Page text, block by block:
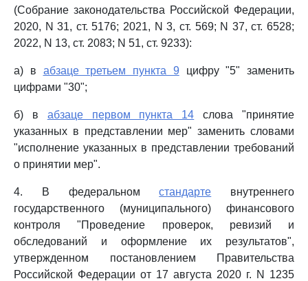
(Собрание законодательства Российской Федерации,
2020, N 31, ст. 5176; 2021, N 3, ст. 569; N 37, ст. 6528;
2022, N 13, ст. 2083; N 51, ст. 9233):
а) в абзаце третьем пункта 9 цифру "5" заменить
цифрами "30";
б) в абзаце первом пункта 14 слова "принятие
указанных в представлении мер" заменить словами
"исполнение указанных в представлении требований
о принятии мер".
4. В федеральномстандарте внутреннего
государственного (муниципального) финансового
контроля "Проведение проверок, ревизий и
обследований и оформление их результатов",
утвержденном постановлением Правительства
Российской Федерации от 17 августа 2020 г. N 1235